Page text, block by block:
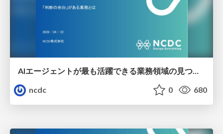
AIエージェントが最も活躍できる業務領域の見つけ方：「判断の余白」がある業務とは
ncdc
0 680